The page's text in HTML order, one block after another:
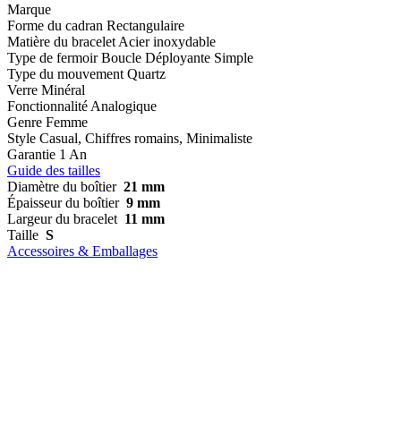
Marque
Forme du cadran Rectangulaire
Matière du bracelet Acier inoxydable
Type de fermoir Boucle Déployante Simple
Type du mouvement Quartz
Verre Minéral
Fonctionnalité Analogique
Genre Femme
Style Casual, Chiffres romains, Minimaliste
Garantie 1 An
Guide des tailles
Diamètre du boîtier 21 mm
Épaisseur du boîtier 9 mm
Largeur du bracelet 11 mm
Taille S
Accessoires & Emballages